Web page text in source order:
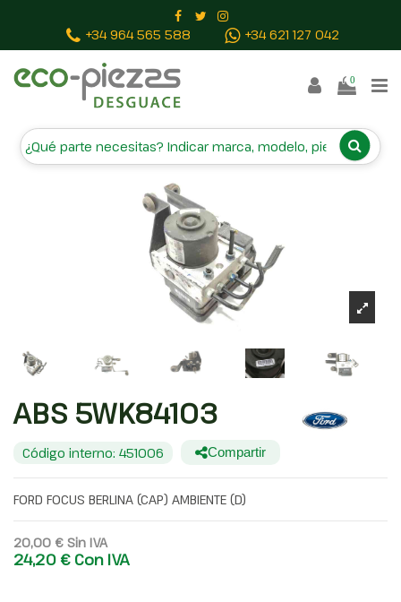
+34 964 565 588 +34 621 127 042
0
ABS 5WK84103
ABS 5WK84103
Código interno: 451006 Compartir
FORD FOCUS BERLINA (CAP) AMBIENTE (D)
20,00 € Sin IVA
24,20 € Con IVA